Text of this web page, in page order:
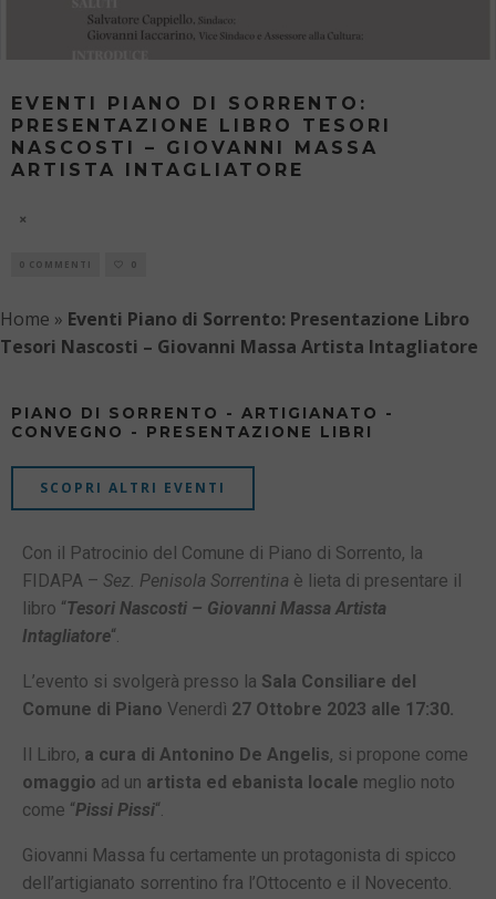
EVENTI PIANO DI SORRENTO:
PRESENTAZIONE LIBRO TESORI
NASCOSTI – GIOVANNI MASSA
ARTISTA INTAGLIATORE
0 COMMENTI 0
Home » Eventi Piano di Sorrento: Presentazione Libro
Tesori Nascosti – Giovanni Massa Artista Intagliatore
PIANO DI SORRENTO - ARTIGIANATO -
CONVEGNO - PRESENTAZIONE LIBRI
SCOPRI ALTRI EVENTI
Con il Patrocinio del Comune di Piano di Sorrento, la
FIDAPA – Sez. Penisola Sorrentina è lieta di presentare il
libro “Tesori Nascosti – Giovanni Massa Artista
Intagliatore“.
L’evento si svolgerà presso la Sala Consiliare del
Comune di Piano Venerdì 27 Ottobre 2023 alle 17:30.
Il Libro, a cura di Antonino De Angelis, si propone come
omaggio ad un artista ed ebanista locale meglio noto
come “Pissi Pissi“.
Giovanni Massa fu certamente un protagonista di spicco
dell’artigianato sorrentino fra l’Ottocento e il Novecento.